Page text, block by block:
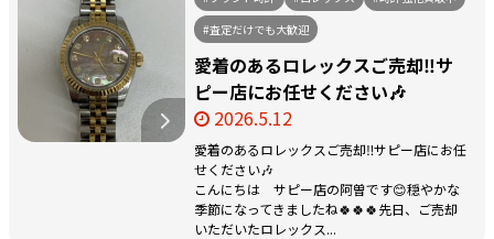
#査定だけでも大歓迎
愛着のあるロレックスご売却‼️サ
ピー店にお任せください🎶
2026.5.12
愛着のあるロレックスご売却‼️サピー店にお任
せください🎶
こんにちは サピー店の阿曽です😊穏やかな
季節になってきましたね🍀🍀🍀先日、ご売却
いただいたロレックス...